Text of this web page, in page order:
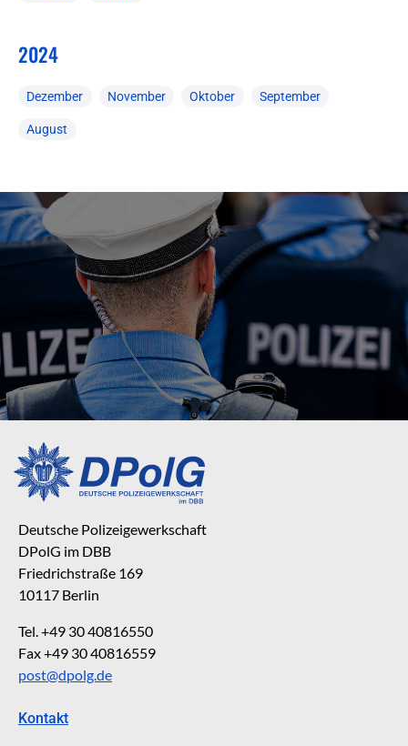
2024
Dezember November Oktober September
August
Deutsche Polizeigewerkschaft
DPolG im DBB
Friedrichstraße 169
10117 Berlin
Tel. +49 30 40816550
Fax +49 30 40816559
post@dpolg.de
Kontakt